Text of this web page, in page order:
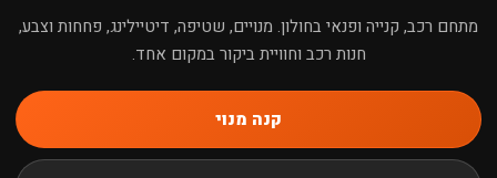
מתחם רכב, קנייה ופנאי בחולון. מנויים, שטיפה, דיטיילינג, פחחות וצבע,
חנות רכב וחוויית ביקור במקום אחד.
קנה מנוי